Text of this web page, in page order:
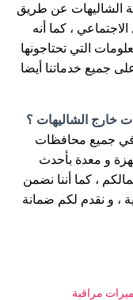
الشاليهات عن طريق
، كما أنه
التي تحتاجونها
جميع خدماتنا أيضا
خارج الشاليهات ؟
في جميع محافظات
و معدة بأحدث
، كما أننا نضمن
، و نقدم لكم ضمانة
مراقبة